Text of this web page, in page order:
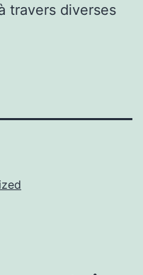
travers diverses